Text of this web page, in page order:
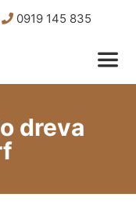
0919 145 835
dreva